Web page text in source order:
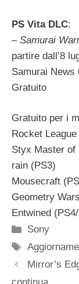
PS Vita DLC:
– Samurai
partire dall’8
Samurai News
Gratuito
Gratuito per i
Rocket
Styx Master of
rain (PS3)
Mousecraft
Geometry
Entwined
Categorie
Sony
Tag
Mirror’s